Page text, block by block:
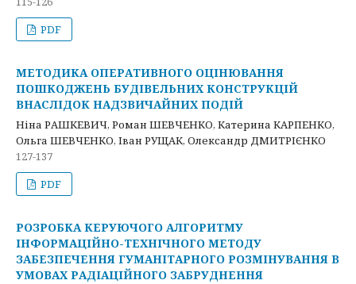
PDF
МЕТОДИКА ОПЕРАТИВНОГО ОЦІНЮВАННЯ
ПОШКОДЖЕНЬ БУДІВЕЛЬНИХ КОНСТРУКЦІЙ
ВНАСЛІДОК НАДЗВИЧАЙНИХ ПОДІЙ
Ніна РАШКЕВИЧ, Роман ШЕВЧЕНКО, Катерина КАРПЕНКО,
Ольга ШЕВЧЕНКО, Іван РУЩАК, Олександр ДМИТРІЄНКО
127-137
PDF
РОЗРОБКА КЕРУЮЧОГО АЛГОРИТМУ
ІНФОРМАЦІЙНО-ТЕХНІЧНОГО МЕТОДУ
ЗАБЕЗПЕЧЕННЯ ГУМАНІТАРНОГО РОЗМІНУВАННЯ В
УМОВАХ РАДІАЦІЙНОГО ЗАБРУДНЕННЯ